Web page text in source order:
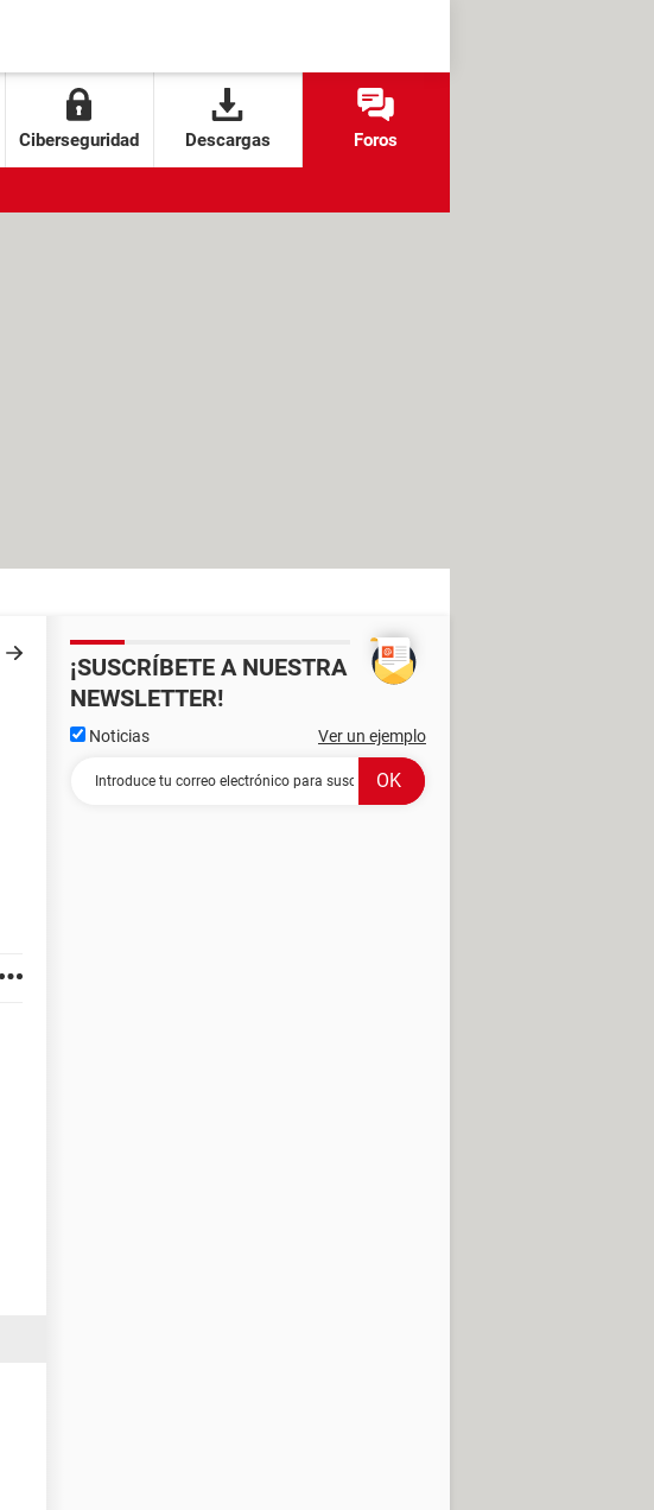
Ciberseguridad Descargas Foros
¡SUSCRÍBETE A NUESTRA
NEWSLETTER!
Noticias Ver un ejemplo